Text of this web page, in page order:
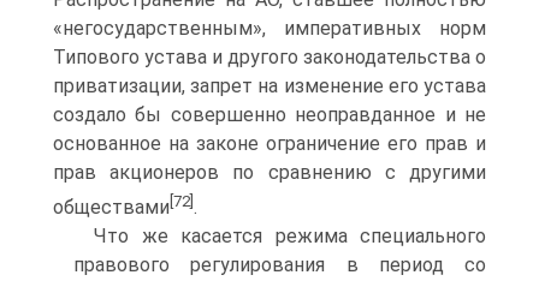
«негосударственным», императивных норм
Типового устава и другого законодательства о
приватизации, запрет на изменение его устава
создало бы совершенно неоправданное и не
основанное на законе ограничение его прав и
прав акционеров по сравнению с другими
обществами [72].
Что же касается режима специального
правового регулирования в период со